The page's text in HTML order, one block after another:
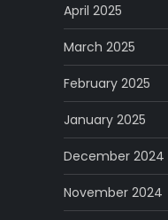
April 2025
March 2025
February 2025
January 2025
December 2024
November 2024